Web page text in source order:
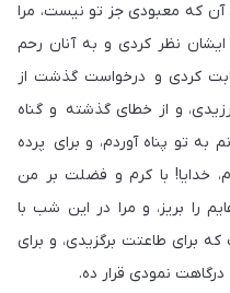
كه معبودى جز تو نيست، مرا
نظر كردى و به آنان رحم
كردى و درخواست گذشت از
و از خطاى گذشته و گناه
به تو پناه آوردم، و براى پرده
خدايا! با كرم و فضلت بر من
را بريز، و مرا در اين شب با
براى طاعتت برگزيدى، و براى
نمودى قرار ده.